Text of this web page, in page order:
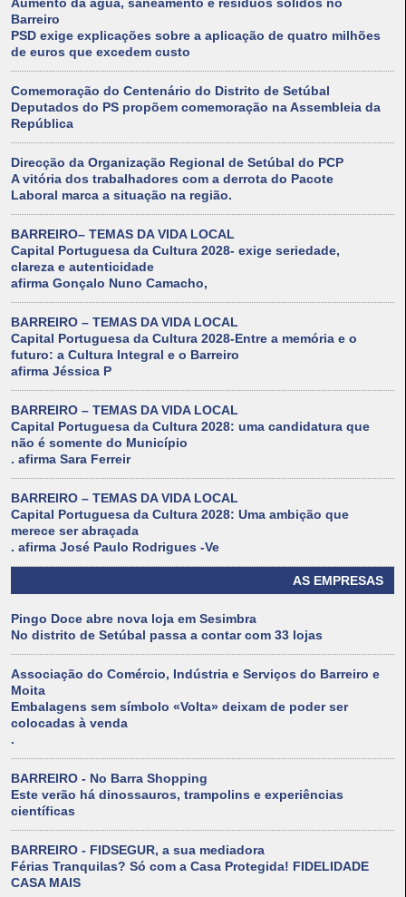
Aumento da água, saneamento e resíduos sólidos no
Barreiro
PSD exige explicações sobre a aplicação de quatro milhões
de euros que excedem custo
Comemoração do Centenário do Distrito de Setúbal
Deputados do PS propõem comemoração na Assembleia da
República
Direcção da Organização Regional de Setúbal do PCP
A vitória dos trabalhadores com a derrota do Pacote
Laboral marca a situação na região.
BARREIRO– TEMAS DA VIDA LOCAL
Capital Portuguesa da Cultura 2028- exige seriedade,
clareza e autenticidade
afirma Gonçalo Nuno Camacho,
BARREIRO – TEMAS DA VIDA LOCAL
Capital Portuguesa da Cultura 2028-Entre a memória e o
futuro: a Cultura Integral e o Barreiro
afirma Jéssica P
BARREIRO – TEMAS DA VIDA LOCAL
Capital Portuguesa da Cultura 2028: uma candidatura que
não é somente do Município
. afirma Sara Ferreir
BARREIRO – TEMAS DA VIDA LOCAL
Capital Portuguesa da Cultura 2028: Uma ambição que
merece ser abraçada
. afirma José Paulo Rodrigues -Ve
AS EMPRESAS
Pingo Doce abre nova loja em Sesimbra
No distrito de Setúbal passa a contar com 33 lojas
Associação do Comércio, Indústria e Serviços do Barreiro e
Moita
Embalagens sem símbolo «Volta» deixam de poder ser
colocadas à venda
.
BARREIRO - No Barra Shopping
Este verão há dinossauros, trampolins e experiências
científicas
BARREIRO - FIDSEGUR, a sua mediadora
Férias Tranquilas? Só com a Casa Protegida! FIDELIDADE
CASA MAIS